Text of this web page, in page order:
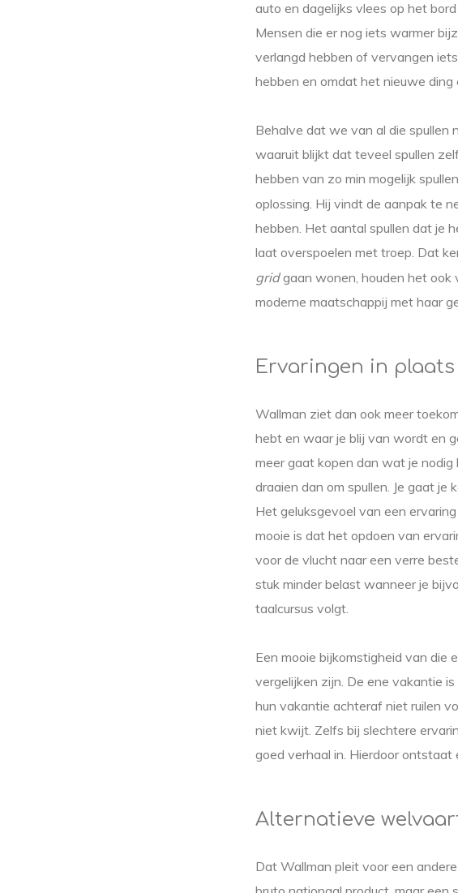
auto en dagelijks vlees op het
Mensen die er nog iets warmer
verlangd hebben of vervangen
hebben en omdat het nieuwe
Behalve dat we van al die spullen
waaruit blijkt dat teveel spullen
hebben van zo min mogelijk
oplossing. Hij vindt de aanpak te
hebben. Het aantal spullen dat je
laat overspoelen met troep. Dat
gridgaan wonen, houden het ook
moderne maatschappij met haar
Ervaringen in
Wallman ziet dan ook meer
hebt en waar je blij van wordt en
meer gaat kopen dan wat je
draaien dan om spullen. Je gaat je
Het geluksgevoel van een
mooie is dat het opdoen van
voor de vlucht naar een verre
stuk minder belast wanneer je
taalcursus volgt.
Een mooie bijkomstigheid van die
vergelijken zijn. De ene vakantie
hun vakantie achteraf niet ruilen
niet kwijt. Zelfs bij slechtere
goed verhaal in. Hierdoor
Alternatieve
Dat Wallman pleit voor een